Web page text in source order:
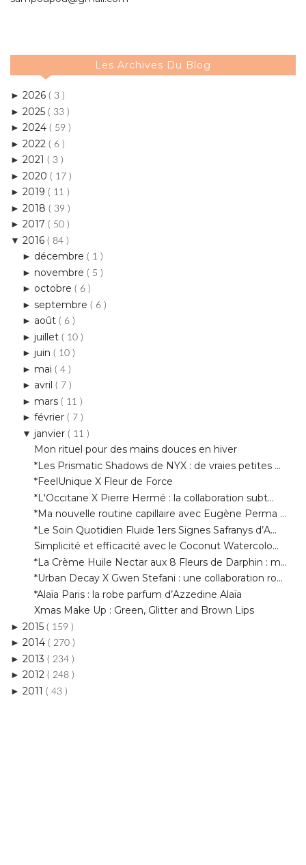
2024
► 2022 ( 6 )
► 2021 ( 3 )
► 2020( 17 )
► 2019 ( 11 )
► 2018( 39 )
► 2017 ( 50 )
▼ 2016 ( 84 )
►décembre
►novembre
►octobre
► septembre ( 6 )
► août( 6 )
► juillet( 10 )
► juin( 10 )
► mai( 4 )
►avril ( 7 )
►mars( 11 )
► février ( 7 )
▼ janvier ( 11 )
Mon rituel pour des mains douces en hiver
*Les Prismatic Shadows de NYX : de vraies petites ...
*FeelUnique X Fleur de Force
*L'Occitane X Pierre Hermé : la collaboration subt...
*Ma nouvelle routine capillaire avec Eugène Perma ...
*Le Soin Quotidien Fluide 1ers Signes Safranys d’A...
Simplicité et efficacité avec le Coconut Watercolo...
*La Crème Huile Nectar aux 8 Fleurs de Darphin : m...
*Urban Decay X Gwen Stefani : une collaboration ro...
*Alaïa Paris : la robe parfum d’Azzedine Alaïa
Xmas Make Up : Green, Glitter and Brown Lips
2015 ( 159 )
2014( 270 )
2013( 234 )
► 2012( 248 )
► 2011 ( 43 )